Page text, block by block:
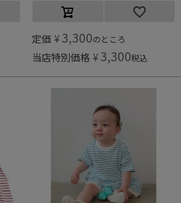
定価 ¥ 3,300のところ
当店特別価格 ¥ 3,300税込